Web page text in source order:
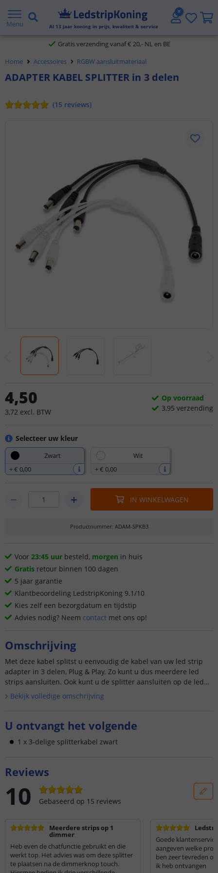
Menu Al 13 jaar koning in prijs, kwaliteit & service
5 jaar garantie
Gratis verzending vanaf € 20,- NL en BE
Klantbeoordeling 9.1
Home Accessoires RGBW aansluitmateriaal
ADAPTER KABEL SPLITTER in 3 delen
(15 reviews)
Selecteer uw kleur
Zwart
+€ 0,00
Wit
+€ 0,00
4,50
3,72 excl. BTW
Op voorraad
3,95 verzending
IN WINKELWAGEN
Productnummer: ADAM-SPKB3
Voor 23:45 uur besteld, morgen in huis
Gratis retour binnen 100 dagen
5 jaar garantie
Klantbeoordeling LedstripKoning 9.1/10
Kies zelf een bezorgdatum en tijdstip
Advies nodig? Neem contact met ons op!
Omschrijving
Met deze kabel splitst u eenvoudig de kabel van uw led strip
adapter in 3 delen, Plug & Play. Zo kunt u dus meerdere led
strips aansluiten. Ook kunt u de splitter aansluiten op de led
stri...
Bekijk volledige omschrijving
U ontvangt het volgende
1 x 3-delige splitterkabel zwart
Reviews
10 Gebaseerd op 15 reviews
Meerdere strips op 1
dimmer
Heb even de chatfunctie gebruikt en die
werkt top. Het advies was om deze splitter
te plaatsen na de dimmerknop touch.
Goede
aangeven welke
ben zeer tevreden
ik heb ontvangen